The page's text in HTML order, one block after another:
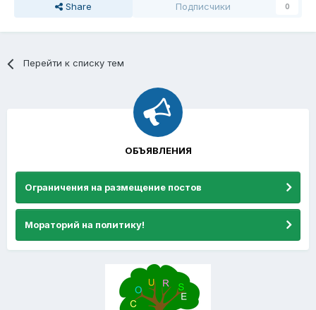
Share Подписчики 0
Перейти к списку тем
ОБЪЯВЛЕНИЯ
Ограничения на размещение постов
Мораторий на политику!